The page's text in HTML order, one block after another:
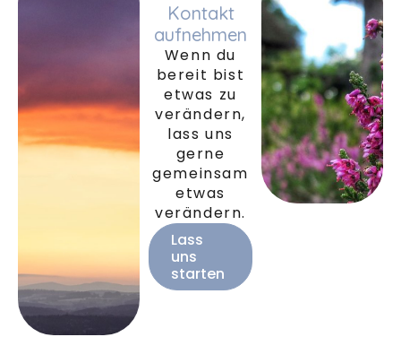
Kontakt
aufnehmen
Wenn du
bereit bist
etwas zu
verändern,
lass uns
gerne
gemeinsam
etwas
verändern.
Lass
uns
starten